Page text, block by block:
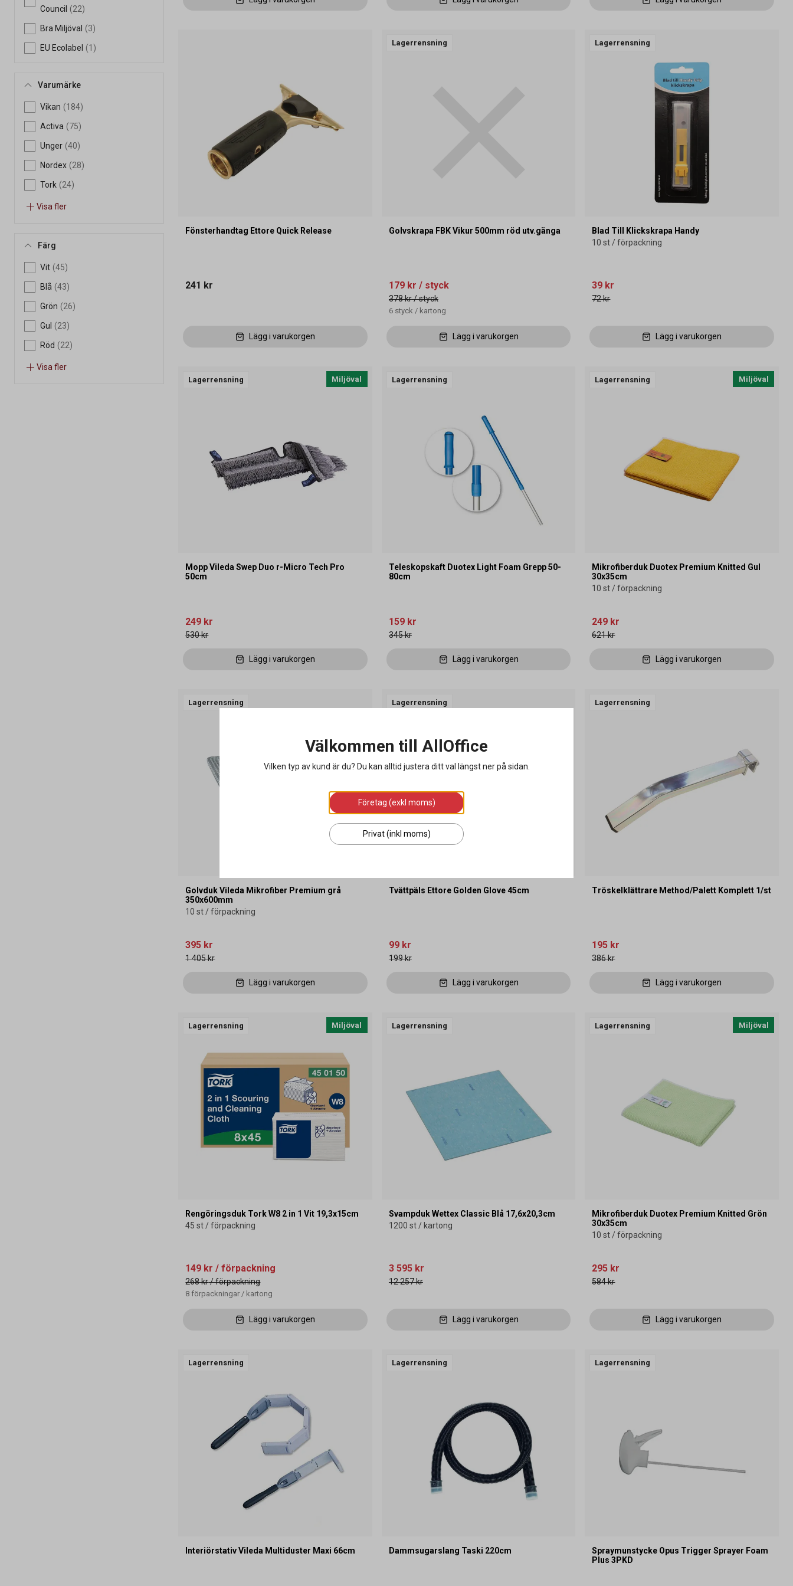
Council (22)
Bra Miljöval (3)
EU Ecolabel (1)
Varumärke
Vikan (184)
Activa (75)
Unger (40)
Nordex (28)
Tork (24)
Visa fler
Färg
Vit (45)
Blå (43)
Grön (26)
Gul (23)
Röd (22)
Visa fler
Fönsterhandtag Ettore Quick Release
241 kr
Lägg i varukorgen
Lagerrensning
Golvskrapa FBK Vikur 500mm röd utv.gänga
179 kr / styck
378 kr/ styck
6 styck / kartong
Lägg i varukorgen
Lagerrensning
Blad Till Klickskrapa Handy
10 st / förpackning
39 kr
72 kr
Lägg i varukorgen
Lagerrensning Miljöval
Mopp Vileda Swep Duo r-Micro Tech Pro
50cm
249 kr
530 kr
Lägg i varukorgen
Lagerrensning
Teleskopskaft Duotex Light Foam Grepp 50-
80cm
159 kr
345 kr
Lägg i varukorgen
Lagerrensning Miljöval
Mikrofiberduk Duotex Premium Knitted Gul
30x35cm
10 st / förpackning
249 kr
621 kr
Lägg i varukorgen
Lagerrensning
Golvduk Vileda Mikrofiber Premium grå
350x600mm
10 st / förpackning
395 kr
1 405 kr
Lägg i varukorgen
Lagerrensning
Tvättpäls Ettore Golden Glove 45cm
99 kr
199 kr
Lägg i varukorgen
Lagerrensning
Tröskelklättrare Method/Palett Komplett 1/st
195 kr
386 kr
Lägg i varukorgen
Lagerrensning Miljöval
Rengöringsduk Tork W8 2 in 1 Vit 19,3x15cm
45 st / förpackning
149 kr / förpackning
268 kr/ förpackning
8 förpackningar / kartong
Lägg i varukorgen
Lagerrensning
Svampduk Wettex Classic Blå 17,6x20,3cm
1200 st / kartong
3 595 kr
12 257 kr
Lägg i varukorgen
Lagerrensning Miljöval
Mikrofiberduk Duotex Premium Knitted Grön
30x35cm
10 st / förpackning
295 kr
584 kr
Lägg i varukorgen
Lagerrensning
Interiörstativ Vileda Multiduster Maxi 66cm
Lagerrensning
Dammsugarslang Taski 220cm
Lagerrensning
Spraymunstycke Opus Trigger Sprayer Foam
Plus 3PKD
Välkommen till AllOffice
Vilken typ av kund är du? Du kan alltid justera ditt val längst ner på sidan.
Företag (exkl moms)
Privat (inkl moms)